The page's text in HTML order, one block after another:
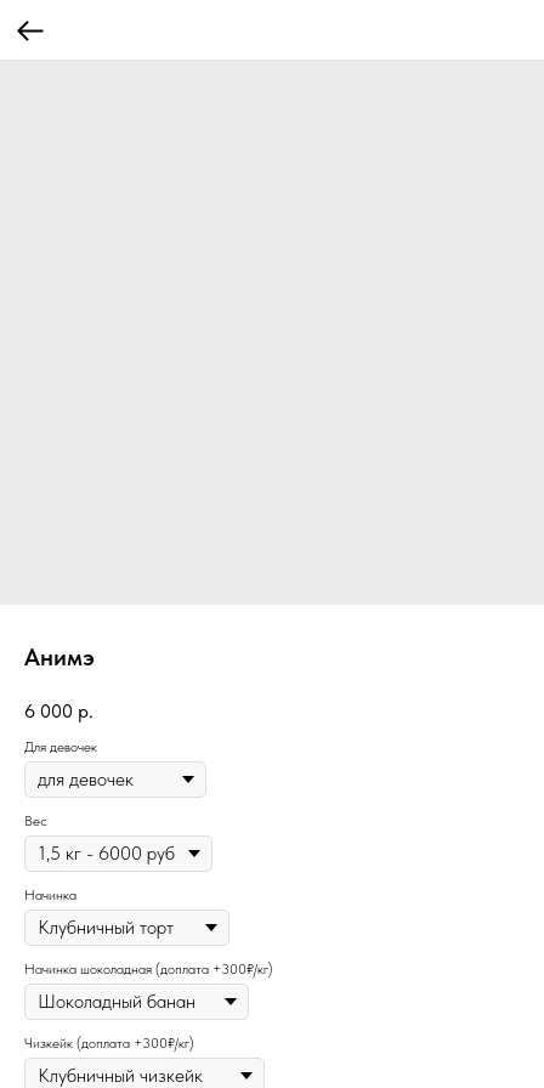
Анимэ
6 000 р.
Для девочек
Вес
Начинка
Начинка шоколадная (доплата +300₽/кг)
Чизкейк (доплата +300₽/кг)